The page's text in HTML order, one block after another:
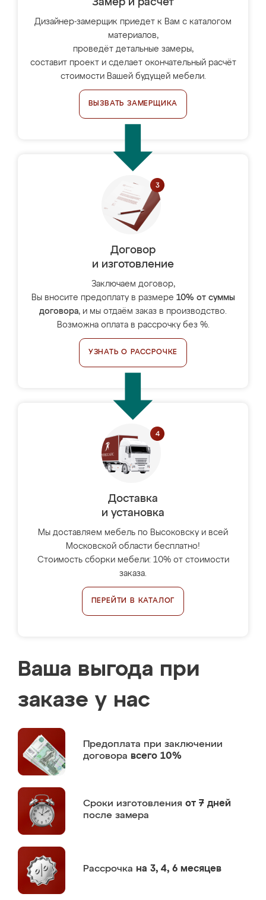
Замер и расчет
Дизайнер-замерщик приедет к Вам с каталогом
материалов,
проведёт детальные замеры,
составит проект и сделает окончательный расчёт
стоимости Вашей будущей мебели.
ВЫЗВАТЬ ЗАМЕРЩИКА
Договор
и изготовление
Заключаем договор,
Вы вносите предоплату в размере 10% от суммы
договора, и мы отдаём заказ в производство.
Возможна оплата в рассрочку без %.
УЗНАТЬ О РАССРОЧКЕ
Доставка
и установка
Мы доставляем мебель по Высоковску и всей
Московской области бесплатно!
Стоимость сборки мебели: 10% от стоимости
заказа.
ПЕРЕЙТИ В КАТАЛОГ
Ваша выгода при
заказе у нас
Предоплата при заключении
договора всего 10%
Сроки изготовления от 7 дней
после замера
Рассрочка на 3, 4, 6 месяцев